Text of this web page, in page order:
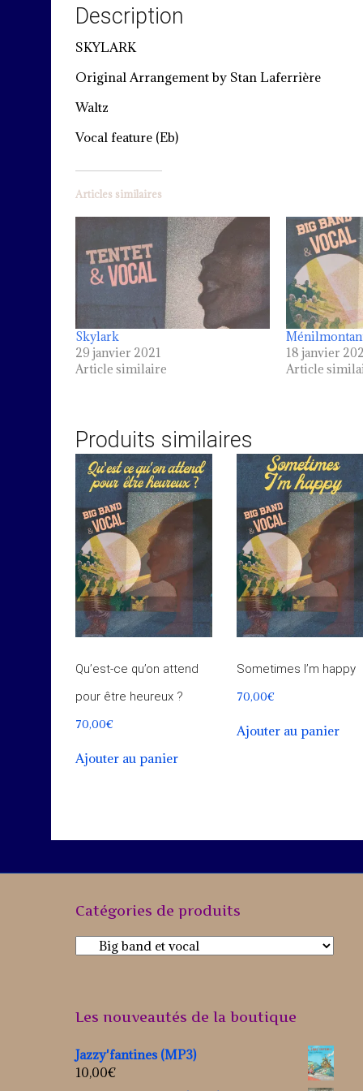
Description
SKYLARK
Original Arrangement by Stan Laferrière
Waltz
Vocal feature (Eb)
Articles similaires
Skylark
29 janvier 2021
Article similaire
18 janvier
Article
Produits similaires
Qu’est-ce qu’on attend
pour être heureux ?
70,00€
Ajouter au panier
Sometimes I’m happy
70,00€
Ajouter au panier
Catégories de produits
Les nouveautés de la boutique
Jazzy'fantines (MP3)
10,00€